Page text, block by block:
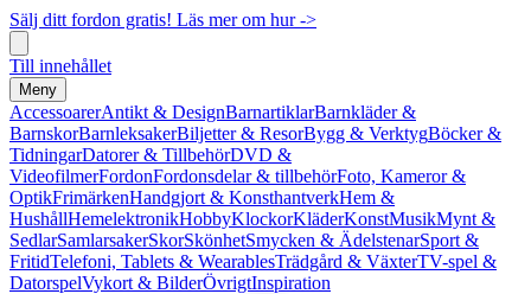
Sälj ditt fordon gratis! Läs mer om hur ->
Till innehållet
Meny
AccessoarerAntikt & DesignBarnartiklarBarnkläder &
BarnskorBarnleksakerBiljetter & ResorBygg & VerktygBöcker &
TidningarDatorer & TillbehörDVD &
VideofilmerFordonFordonsdelar & tillbehörFoto, Kameror &
OptikFrimärkenHandgjort & KonsthantverkHem &
HushållHemelektronikHobbyKlockorKläderKonstMusikMynt &
SedlarSamlarsakerSkorSkönhetSmycken & ÄdelstenarSport &
FritidTelefoni, Tablets & WearablesTrädgård & VäxterTV-spel &
DatorspelVykort & BilderÖvrigtInspiration